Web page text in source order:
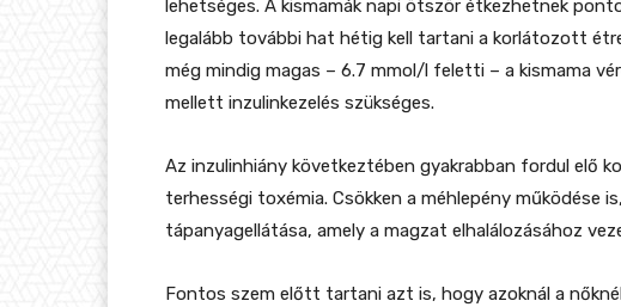
lehetséges. A kismamák napi ötször étkezhetnek
legalább további hat hétig kell tartani a korlátozott
még mindig magas – 6.7 mmol/l feletti – a kismama
mellett inzulinkezelés szükséges.
Az inzulinhiány következtében gyakrabban fordul elő
terhességi toxémia. Csökken a méhlepény működése
tápanyagellátása, amely a magzat elhalálozásához
Fontos szem előtt tartani azt is, hogy azoknál a